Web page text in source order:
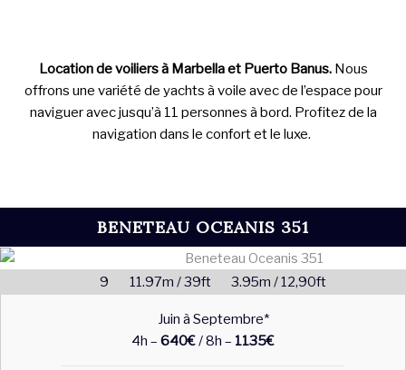
Location de voiliers à Marbella et Puerto Banus.Nous
offrons une variété de yachts à voile avec de l’espace pour
naviguer avec jusqu’à 11 personnes à bord. Profitez de la
navigation dans le confort et le luxe.
BENETEAU OCEANIS 351
9 11.97m / 39ft 3.95m / 12,90ft
Juin à Septembre*
4h – 640€/ 8h – 1135€